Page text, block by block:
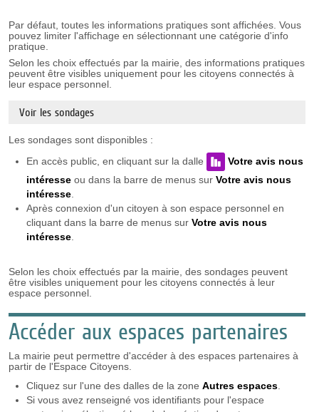
Par défaut, toutes les informations pratiques sont affichées. Vous
pouvez limiter l'affichage en sélectionnant une catégorie d'info
pratique.
Selon les choix effectués par la mairie, des informations pratiques
peuvent être visibles uniquement pour les citoyens connectés à
leur espace personnel.
Voir les sondages
Les sondages sont disponibles :
En accès public, en cliquant sur la dalle
Votre avis nous
intéresseou dans la barre de menus sur Votre avis nous
intéresse.
Après connexion d'un citoyen à son espace personnel en
cliquant dans la barre de menus sur Votre avis nous
intéresse.
Selon les choix effectués par la mairie, des sondages peuvent
être visibles uniquement pour les citoyens connectés à leur
espace personnel.
Accéder aux espaces partenaires
La mairie peut permettre d'accéder à des espaces partenaires à
partir de l'Espace Citoyens.
Cliquez sur l'une des dalles de la zone Autres espaces.
Si vous avez renseigné vos identifiants pour l'espace